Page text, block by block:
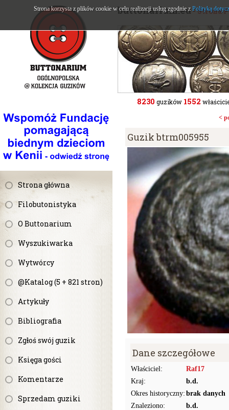
Strona główna
Filobutonistyka
O Buttonarium
Wyszukiwarka
Wytwórcy
@Katalog (5 + 821 stron)
Artykuły
Bibliografia
Zgłoś swój guzik
Księga gości
Komentarze
Sprzedam guziki
buttonarium.eu- Strona
8230 guzików 1552
<
Guzik btrm005955
Dane szczegółowe
Właściciel:
Raf17
Kraj:
b.d.
Okres historyczny: brak danych
Znaleziono:
b.d.
Strona korzysta z plików cookie w celu realizacji usług zgodnie z Polityką